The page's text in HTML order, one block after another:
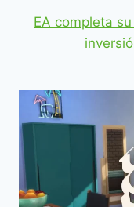
EA completa